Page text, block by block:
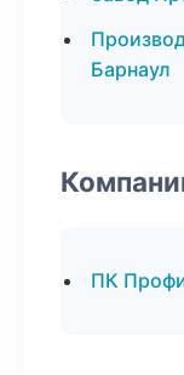
Барнаул
ПК